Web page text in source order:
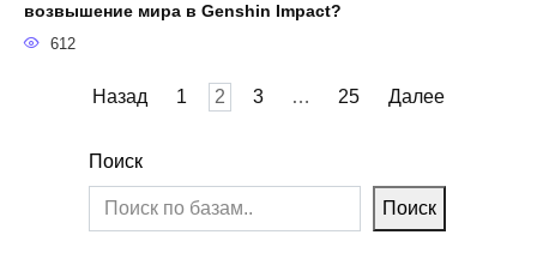
возвышение мира в Genshin Impact?
612
ПагинацияНазад 1 2 3 … 25 Далее
Поиск
Поиск